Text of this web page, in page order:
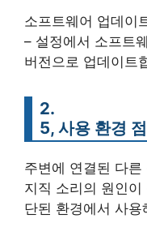
소프트웨어 업데이
– 설정에서 소프트
버전으로 업데이트
2.
5, 사용 환경
주변에 연결된 다
지직 소리의 원인
단된 환경에서 사용